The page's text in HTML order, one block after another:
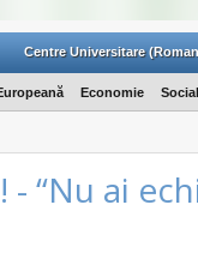
Centre Universitare
Economie Social
“Nu ai